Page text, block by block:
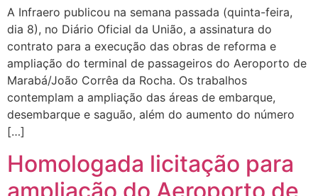
A Infraero publicou na semana passada (quinta-feira,
dia 8), no Diário Oficial da União, a assinatura do
contrato para a execução das obras de reforma e
ampliação do terminal de passageiros do Aeroporto de
Marabá/João Corrêa da Rocha. Os trabalhos
contemplam a ampliação das áreas de embarque,
desembarque e saguão, além do aumento do número
[…]
Homologada licitação para
ampliação do Aeroporto de